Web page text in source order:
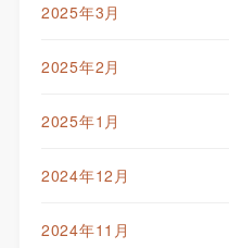
2025年3月
2025年2月
2025年1月
2024年12月
2024年11月